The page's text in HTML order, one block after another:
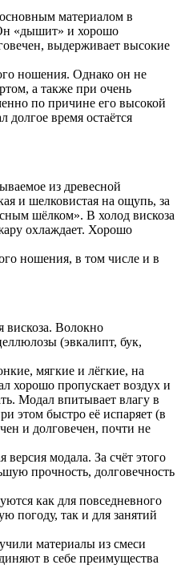
материалом в
«дышит» и хорошо
выдерживает высокие
ношения. Однако он не
а также при очень
по причине его высокой
долгое время остаётся
из древесной
и шелковистая на ощупь, за
шёлком». В холод вискоза
охлаждает. Хорошо
ношения, в том числе и в
Волокно
(эвкалипт, бук,
мягкие и лёгкие, на
пропускает воздух и
Модал впитывает влагу в
этом быстро её испаряет (в
и долговечен, почти не
модала. За счёт этого
прочность, долговечность
как для повседневного
погоду, так и для занятий
материалы из смеси
в себе преимущества